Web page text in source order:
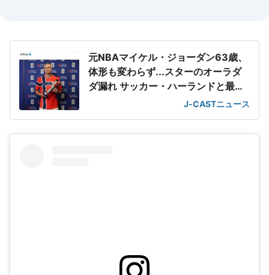
元NBAマイケル・ジョーダン63歳、
体形も変わらず...スターのオーラダ
ダ漏れ サッカー・ハーランドと最強
J-CASTニュース